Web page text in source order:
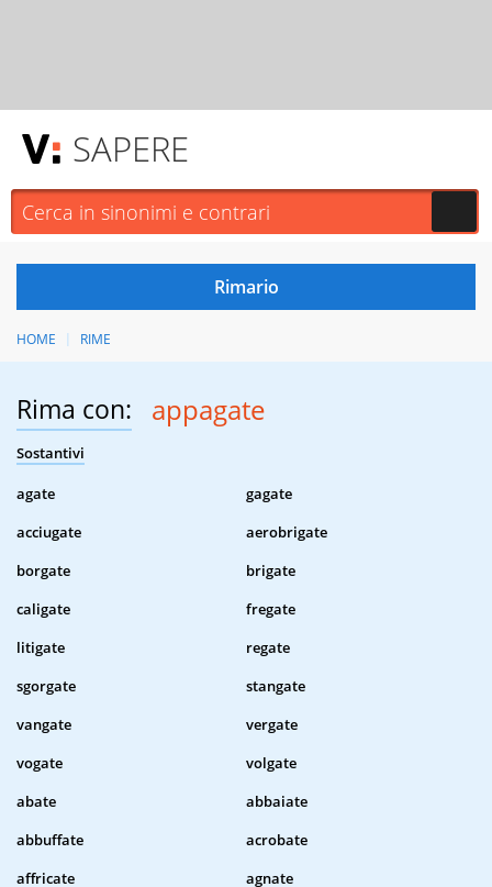
SAPERE
HOME RIME
Rima con: appagate
Sostantivi
agate
gagate
acciugate
aerobrigate
borgate
brigate
caligate
fregate
litigate
regate
sgorgate
stangate
vangate
vergate
vogate
volgate
abate
abbaiate
abbuffate
acrobate
affricate
agnate